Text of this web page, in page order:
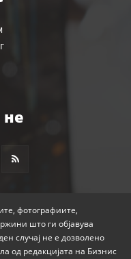
не
фотографиите,
што ги објавува
случај не е дозволено
од редакцијата на Бизнис